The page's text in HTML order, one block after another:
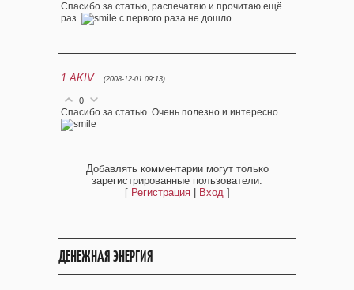
Спасибо за статью, распечатаю и прочитаю ещё
раз.
с первого раза не дошло.
1 AKIV (2008-12-01 09:13)
0
Спасибо за статью. Очень полезно и интересно
Добавлять комментарии могут только
зарегистрированные пользователи.
[ Регистрация| Вход]
ДЕНЕЖНАЯ ЭНЕРГИЯ